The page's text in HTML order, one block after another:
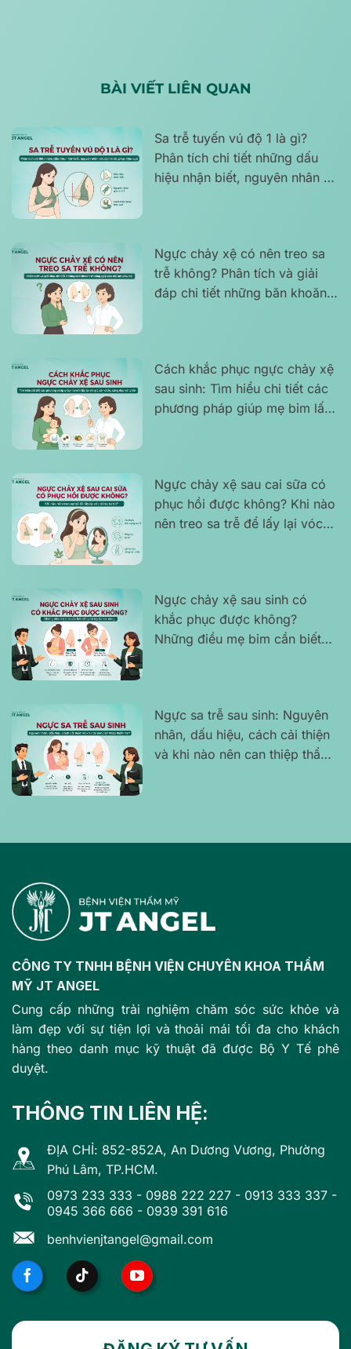
BÀI VIẾT LIÊN QUAN
Sa trễ tuyến vú độ 1 là gì?
Phân tích chi tiết những dấu
hiệu nhận biết, nguyên nhân và
Ngực chảy xệ có nên treo sa
trễ không? Phân tích và giải
đáp chi tiết những băn khoăn
Cách khắc phục ngực chảy xệ
sau sinh: Tìm hiểu chi tiết các
phương pháp giúp mẹ bỉm lấy
Ngực chảy xệ sau cai sữa có
phục hồi được không? Khi nào
nên treo sa trễ để lấy lại vóc
Ngực chảy xệ sau sinh có
khắc phục được không?
Những điều mẹ bỉm cần biết
Ngực sa trễ sau sinh: Nguyên
nhân, dấu hiệu, cách cải thiện
và khi nào nên can thiệp thẩm
CÔNG TY TNHH BỆNH VIỆN CHUYÊN KHOA THẨM
MỸ JT ANGEL
Cung cấp những trải nghiệm chăm sóc sức khỏe và
làm đẹp với sự tiện lợi và thoải mái tối đa cho khách
hàng theo danh mục kỹ thuật đã được Bộ Y Tế phê
duyệt.
THÔNG TIN LIÊN HỆ:
ĐỊA CHỈ: 852-852A, An Dương Vương, Phường
Phú Lâm, TP.HCM.
0973 233 333 - 0988 222 227 - 0913 333 337 -
0945 366 666 - 0939 391 616
benhvienjtangel@gmail.com